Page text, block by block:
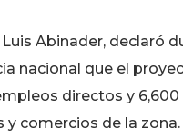
Abinader, declaró
nacional que el
directos y
y comercios de la zona.